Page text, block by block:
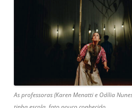
As professoras (Karen Menatti e Odília